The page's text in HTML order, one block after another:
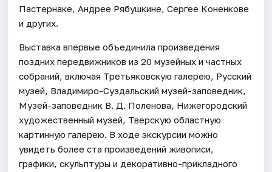
Пастернаке, Андрее Рябушкине, Сергее Коненкове
и других.
Выставка впервые объединила произведения
поздних передвижников из 20 музейных и частных
собраний, включая Третьяковскую галерею, Русский
музей, Владимиро-Суздальский музей-заповедник,
Музей-заповедник В. Д. Поленова, Нижегородский
художественный музей, Тверскую областную
картинную галерею. В ходе экскурсии можно
увидеть более ста произведений живописи,
графики, скульптуры и декоративно-прикладного